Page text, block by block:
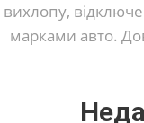
вихлопу,
марками авто.